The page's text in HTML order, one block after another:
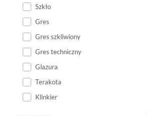
Szkło
Gres
Gres szkliwiony
Gres techniczny
Glazura
Terakota
Klinkier